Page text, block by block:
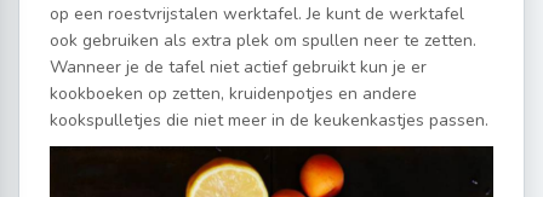
op een roestvrijstalen werktafel. Je kunt de werktafel
ook gebruiken als extra plek om spullen neer te zetten.
Wanneer je de tafel niet actief gebruikt kun je er
kookboeken op zetten, kruidenpotjes en andere
kookspulletjes die niet meer in de keukenkastjes passen.